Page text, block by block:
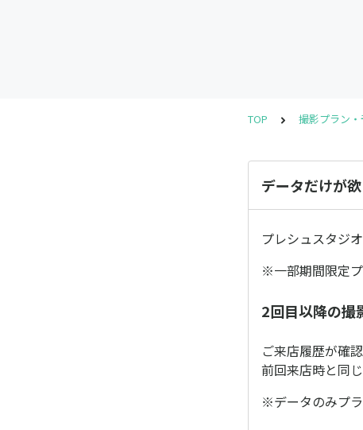
TOP 撮影プラン
データだけが
プレシュスタジ
※一部期間限定プ
2回目以降の撮
ご来店履歴が確
前回来店時と同
※データのみプ